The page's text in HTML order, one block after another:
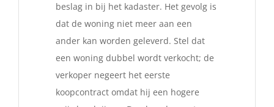
beslag in bij het kadaster. Het gevolg is
dat de woning niet meer aan een
ander kan worden geleverd. Stel dat
een woning dubbel wordt verkocht; de
verkoper negeert het eerste
koopcontract omdat hij een hogere